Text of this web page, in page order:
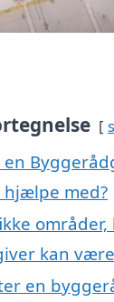
en
med?
områder,
kan
en